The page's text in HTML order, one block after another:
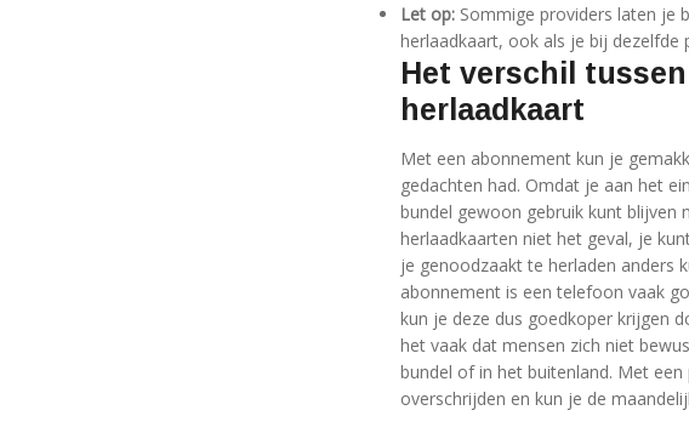
Let op: Sommige providers laten je
herlaadkaart, ook als je bij dezelfde
Het verschil
herlaadkaart
Met een abonnement kun je
gedachten had. Omdat je aan het
bundel gewoon gebruik kunt blijven
herlaadkaarten niet het geval, je
je genoodzaakt te herladen anders
abonnement is een telefoon vaak
kun je deze dus goedkoper krijgen
het vaak dat mensen zich niet
bundel of in het buitenland. Met
overschrijden en kun je de